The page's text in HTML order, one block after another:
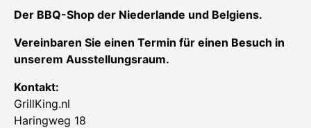
Der BBQ-Shop der Niederlande und Belgiens.
Vereinbaren Sie einen Termin für einen Besuch in
unserem Ausstellungsraum.
Kontakt:
GrillKing.nl
Haringweg 18